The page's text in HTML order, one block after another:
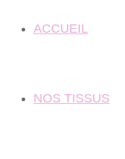
ACCUEIL
NOS TISSUS